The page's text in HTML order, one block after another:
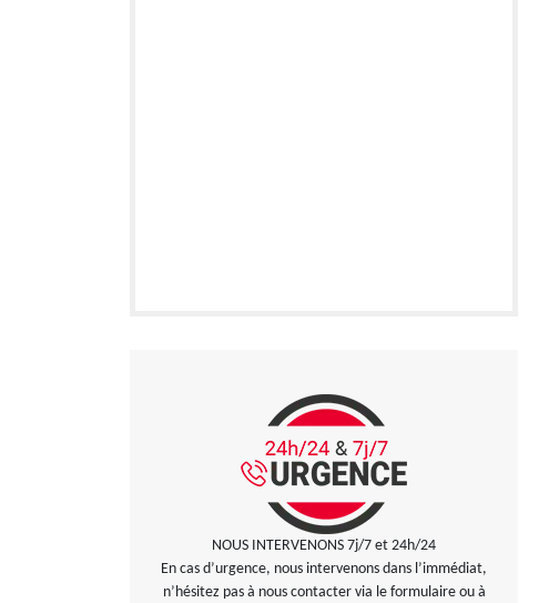
NOUS INTERVENONS 7j/7 et 24h/24
En cas d’urgence, nous intervenons dans l’immédiat,
n’hésitez pas à nous contacter via le formulaire ou à